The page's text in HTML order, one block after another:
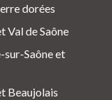
dorées
de Saône
Saône et
Beaujolais